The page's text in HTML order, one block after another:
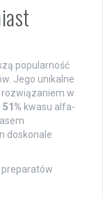
popularność
Jego unikalne
rozwiązaniem w
51% kwasu alfa-
doskonale